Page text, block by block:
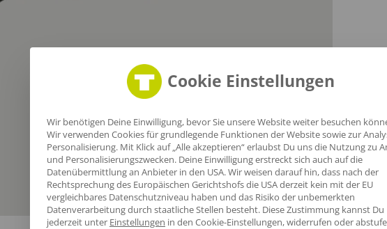
Cookie Einstellungen
Wir benötigen Deine Einwilligung, bevor Sie unsere Website weiter besuchen
Wir verwenden Cookies für grundlegende Funktionen der Website sowie zur
Personalisierung. Mit Klick auf „Alle akzeptieren“ erlaubst Du uns die Nutzung zu
und Personalisierungszwecken. Deine Einwilligung erstreckt sich auch auf die
Datenübermittlung an Anbieter in den USA. Wir weisen darauf hin, dass nach der
Rechtsprechung des Europäischen Gerichtshofs die USA derzeit kein mit der EU
vergleichbares Datenschutzniveau haben und das Risiko der unbemerkten
Datenverarbeitung durch staatliche Stellen besteht. Diese Zustimmung kannst Du
jederzeit unter Einstellungen in den Cookie-Einstellungen, widerrufen oder